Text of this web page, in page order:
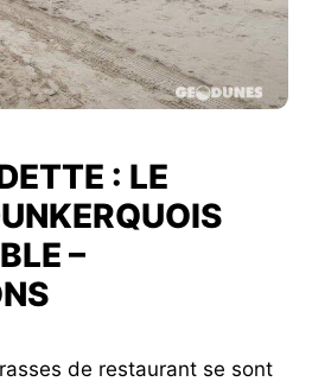
: LE
–
de restaurant se sont